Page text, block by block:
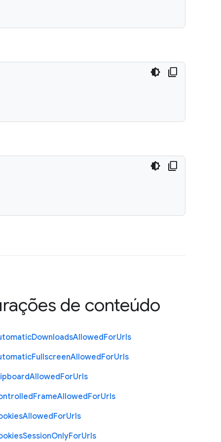
de conteúdo
DownloadsAllowedForUrls
FullscreenAllowedForUrls
AllowedForUrls
FrameAllowedForUrls
AllowedForUrls
SessionOnlyForUrls